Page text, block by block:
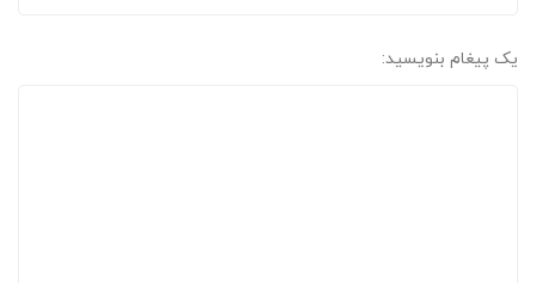
یک پیغام بنویسید: